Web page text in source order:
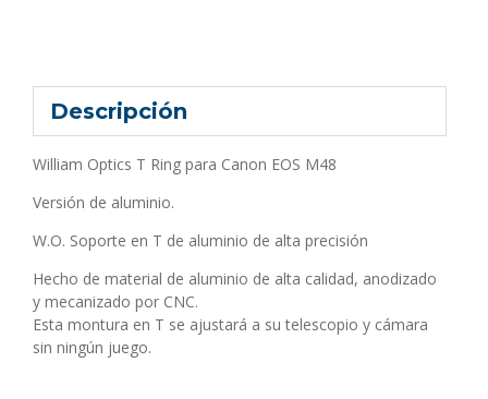
Descripción
William Optics T Ring para Canon EOS M48
Versión de aluminio.
W.O. Soporte en T de aluminio de alta precisión
Hecho de material de aluminio de alta calidad, anodizado
y mecanizado por CNC.
Esta montura en T se ajustará a su telescopio y cámara
sin ningún juego.